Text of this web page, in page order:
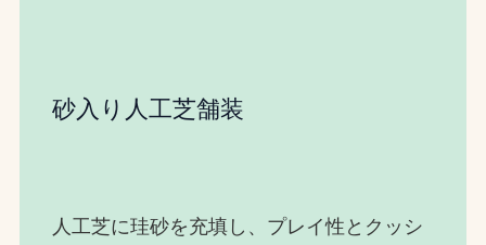
砂入り人工芝舗装
人工芝に珪砂を充填し、プレイ性とクッシ